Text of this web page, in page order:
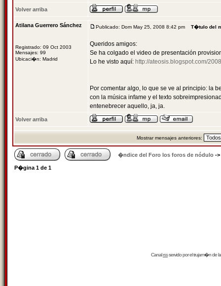
Volver arriba
Atilana Guerrero Sánchez
Registrado: 09 Oct 2003
Mensajes: 99
Ubicaci�n: Madrid
Publicado: Dom May 25, 2008 8:42 pm T�tulo del
Queridos amigos:
Se ha colgado el video de presentación
Lo he visto aquí: http://ateosis.blogspot.com/
Por comentar algo, lo que se ve al principio: la
con la música infame y el texto
entenebrecer aquello, ja, ja.
Volver arriba
Mostrar mensajes anteriores:
�ndice del Foro los foros de nódulo ->
P�gina 1 de 1
Canalrssservido por eltrujam�nde